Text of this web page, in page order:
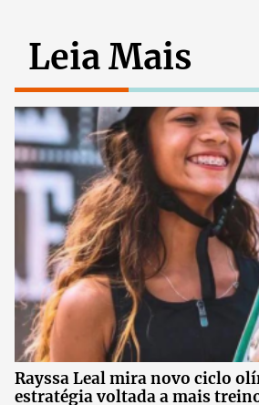
Leia Mais
Rayssa Leal mira novo ciclo
estratégia voltada a mais